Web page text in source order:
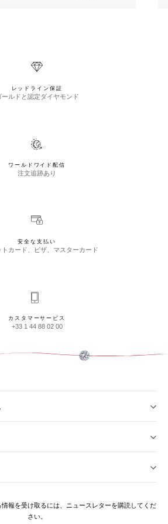
レッドライン保証
ールドと認定ダイヤモンド
ワールドワイド配信
注文追跡あり
安全な支払い
トカード、ビザ、マスターカード
カスタマーサービス
+33 1 44 88 02 00
報を受け取るには、ニュースレターを購読してくだ
さい。